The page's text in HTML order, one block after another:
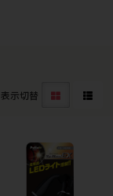
表示切替